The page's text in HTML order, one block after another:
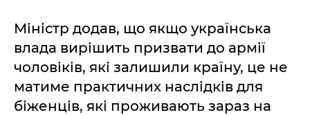
Міністр додав, що якщо українська
влада вирішить призвати до армії
чоловіків, які залишили країну, це не
матиме практичних наслідків для
біженців, які проживають зараз на